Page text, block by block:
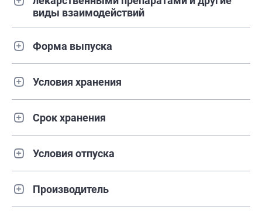
виды взаимодействий
Форма выпуска
Условия хранения
Срок хранения
Условия отпуска
Производитель